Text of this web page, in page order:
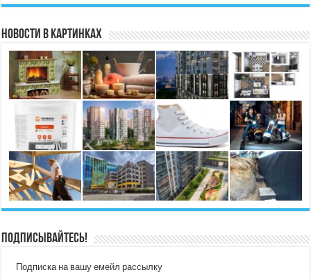
Новости в картинках
Подписывайтесь!
Подписка на вашу емейл рассылку